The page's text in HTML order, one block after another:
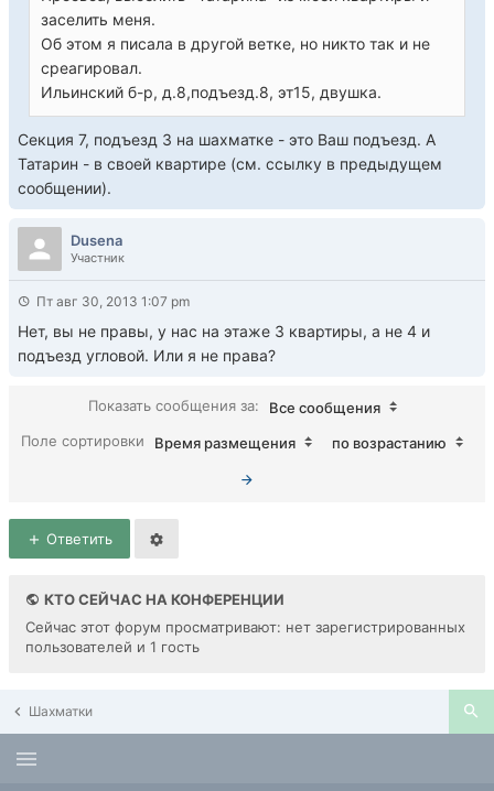
заселить меня.
Об этом я писала в другой ветке, но никто так и не
среагировал.
Ильинский б-р, д.8,подъезд.8, эт15, двушка.
Секция 7, подъезд 3 на шахматке - это Ваш подъезд. А
Татарин - в своей квартире (см. ссылку в предыдущем
сообщении).
Dusena
Участник
Пт авг 30, 2013 1:07 pm
Нет, вы не правы, у нас на этаже 3 квартиры, а не 4 и
подъезд угловой. Или я не права?
Показать сообщения за:
Все сообщения
Поле сортировки
Время размещения по возрастанию
Ответить
КТО СЕЙЧАС НА КОНФЕРЕНЦИИ
Сейчас этот форум просматривают: нет зарегистрированных
пользователей и 1 гость
Шахматки